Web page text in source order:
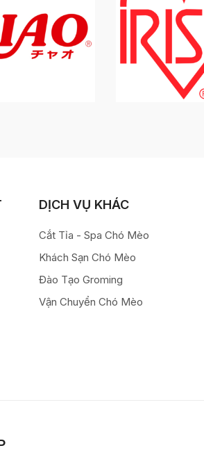
DỊCH VỤ KHÁC
Cắt Tỉa - Spa Chó Mèo
Khách Sạn Chó Mèo
Đào Tạo Groming
Vận Chuyển Chó Mèo